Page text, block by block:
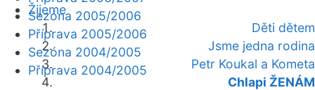
Žijeme
Děti dětem
Jsme jedna rodina
Petr Koukal a Kometa
Chlapi ŽENÁM
Sezóna 2005/2006
Příprava 2005/2006
Sezóna 2004/2005
Příprava 2004/2005